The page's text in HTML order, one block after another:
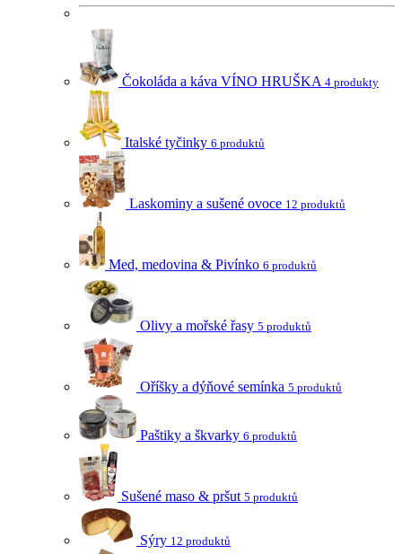
Čokoláda a káva VÍNO HRUŠKA 4 produkty
Italské tyčinky 6 produktů
Laskominy a sušené ovoce 12 produktů
Med, medovina & Pivínko 6 produktů
Olivy a mořské řasy 5 produktů
Oříšky a dýňové semínka 5 produktů
Paštiky a škvarky 6 produktů
Sušené maso & pršut 5 produktů
Sýry 12 produktů